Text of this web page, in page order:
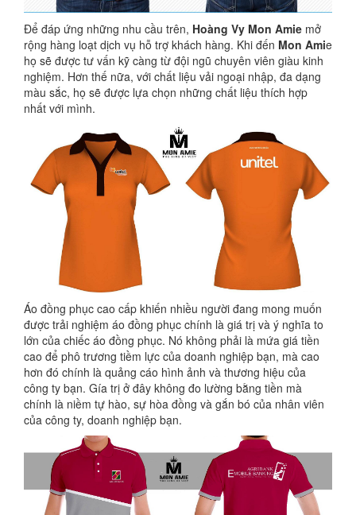
Để đáp ứng những nhu cầu trên, Hoàng Vy Mon Amie mở
rộng hàng loạt dịch vụ hỗ trợ khách hàng. Khi đến Mon Amie
họ sẽ được tư vấn kỹ càng từ đội ngũ chuyên viên giàu kinh
nghiệm. Hơn thế nữa, với chất liệu vải ngoại nhập, đa dạng
màu sắc, họ sẽ được lựa chọn những chất liệu thích hợp
nhất với mình.
Áo đồng phục cao cấp khiến nhiều người đang mong muốn
được trải nghiệm áo đồng phục chính là giá trị và ý nghĩa to
lớn của chiếc áo đồng phục. Nó không phải là mứa giá tiền
cao để phô trương tiềm lực của doanh nghiệp bạn, mà cao
hơn đó chính là quảng cáo hình ảnh và thương hiệu của
công ty bạn. Gía trị ở đây không đo lường bằng tiền mà
chính là niềm tự hào, sự hòa đồng và gắn bó của nhân viên
của công ty, doanh nghiệp bạn.